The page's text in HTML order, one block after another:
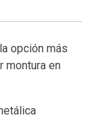
opción más
montura en